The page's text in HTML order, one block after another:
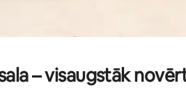
– visaugstāk